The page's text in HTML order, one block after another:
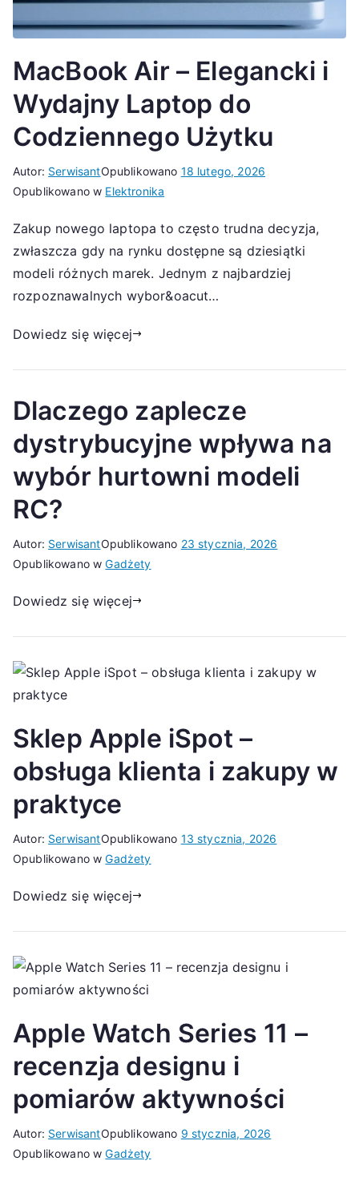
MacBook Air – Elegancki i
Wydajny Laptop do
Codziennego Użytku
Autor: SerwisantOpublikowano 18 lutego, 2026
Opublikowano w Elektronika
Zakup nowego laptopa to często trudna decyzja,
zwłaszcza gdy na rynku dostępne są dziesiątki
modeli różnych marek. Jednym z najbardziej
rozpoznawalnych wybor&oacut…
Dowiedz się więcej
Dlaczego zaplecze
dystrybucyjne wpływa na
wybór hurtowni modeli
RC?
Autor: SerwisantOpublikowano 23 stycznia, 2026
Opublikowano wGadżety
Dowiedz się więcej
Sklep Apple iSpot –
obsługa klienta i zakupy w
praktyce
Autor: SerwisantOpublikowano 13 stycznia, 2026
Opublikowano wGadżety
Dowiedz się więcej
Apple Watch Series 11 –
recenzja designu i
pomiarów aktywności
Autor: SerwisantOpublikowano 9 stycznia, 2026
Opublikowano wGadżety